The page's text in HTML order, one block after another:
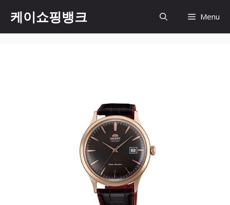
content
케이쇼핑뱅크 Menu